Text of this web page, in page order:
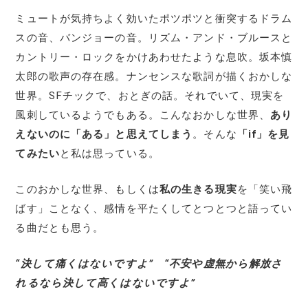
ミュートが気持ちよく効いたポツポツと衝突するドラム
スの音、バンジョーの音。リズム・アンド・ブルースと
カントリー・ロックをかけあわせたような息吹。坂本慎
太郎の歌声の存在感。ナンセンスな歌詞が描くおかしな
世界。SFチックで、おとぎの話。それでいて、現実を
風刺しているようでもある。こんなおかしな世界、あり
えないのに「ある」と思えてしまう 。そんな
「if」を見
てみたいと私は思っている。
このおかしな世界、もしくは私の生きる現実を「笑い飛
ばす」ことなく、感情を平たくしてとつとつと語ってい
る曲だとも思う。
“決して痛くはないですよ” “不安や虚無から解放さ
れるなら決して高くはないですよ”